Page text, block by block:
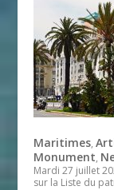
Maritimes,
Monument,
Mardi 27 juillet
sur la Liste du